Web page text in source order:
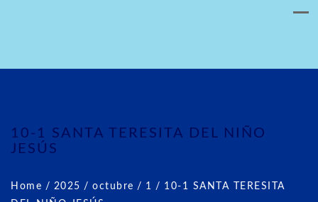
10-1 SANTA TERESITA DEL NIÑO
JESÚS
Home / 2025 / octubre / 1 / 10-1 SANTA TERESITA